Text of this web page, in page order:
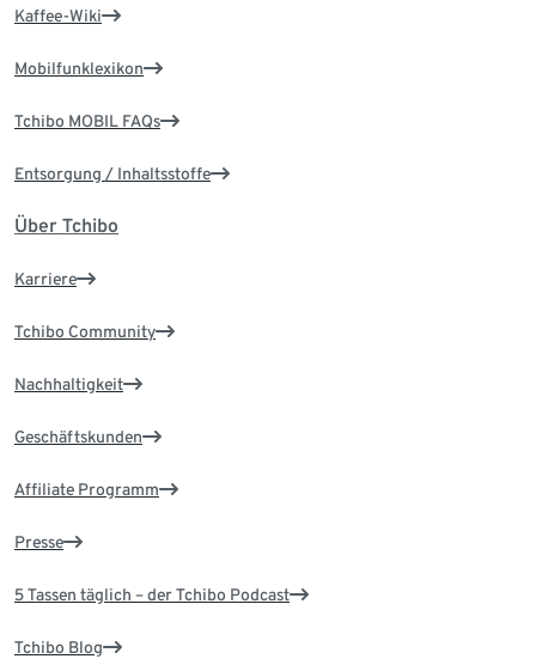
Kaffee-Wiki
Mobilfunklexikon
Tchibo MOBIL FAQs
Entsorgung / Inhaltsstoffe
Über Tchibo
Karriere
Tchibo Community
Nachhaltigkeit
Geschäftskunden
Affiliate Programm
Presse
5 Tassen täglich – der Tchibo Podcast
Tchibo Blog